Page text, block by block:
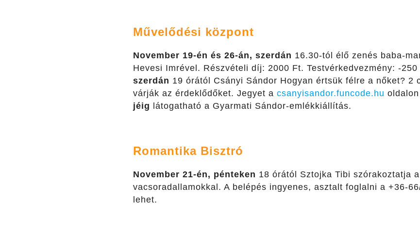
Művelődési központ
November 19-én és 26-án, szerdán 16.30-tól élő zenés baba-
Hevesi Imrével. Részvételi díj: 2000 Ft. Testvérkedvezmény: -250
szerdán 19 órától Csányi Sándor Hogyan értsük félre a nőket? 2
várják az érdeklődőket. Jegyet a csanyisandor.funcode.hu
jéig látogatható a Gyarmati Sándor-emlékkiállítás.
Romantika Bisztró
November 21-én, pénteken 18 órától Sztojka Tibi szórakoztatja
vacsoradallamokkal. A belépés ingyenes, asztalt foglalni a +36-
lehet.